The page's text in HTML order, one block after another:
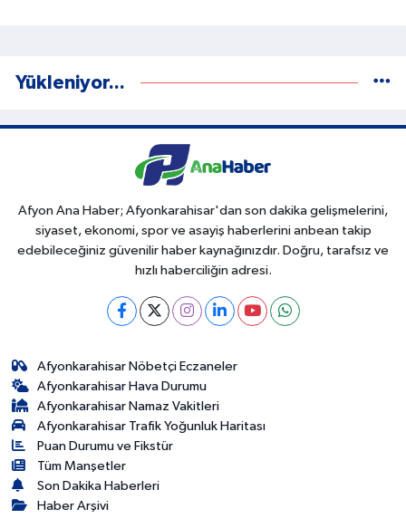
Yükleniyor...
Afyon Ana Haber; Afyonkarahisar'dan son dakika gelişmelerini,
siyaset, ekonomi, spor ve asayiş haberlerini anbean takip
edebileceğiniz güvenilir haber kaynağınızdır. Doğru, tarafsız ve
hızlı haberciliğin adresi.
Afyonkarahisar Nöbetçi Eczaneler
Afyonkarahisar Hava Durumu
Afyonkarahisar Namaz Vakitleri
Afyonkarahisar Trafik Yoğunluk Haritası
Puan Durumu ve Fikstür
Tüm Manşetler
Son Dakika Haberleri
Haber Arşivi